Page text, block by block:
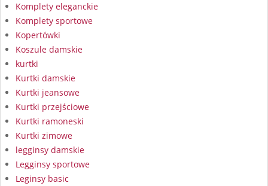
Komplety eleganckie
Komplety sportowe
Kopertówki
Koszule damskie
kurtki
Kurtki damskie
Kurtki jeansowe
Kurtki przejściowe
Kurtki ramoneski
Kurtki zimowe
legginsy damskie
Legginsy sportowe
Leginsy basic